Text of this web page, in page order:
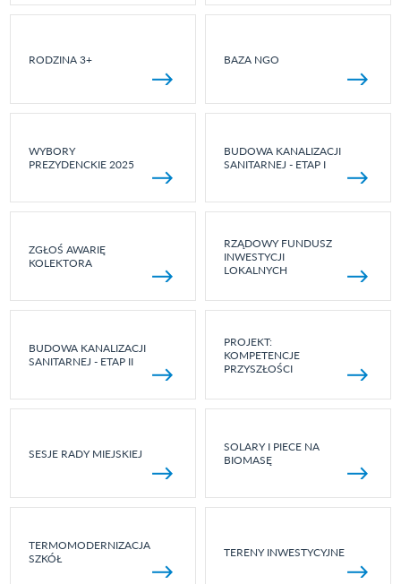
RODZINA 3+ BAZA NGO
WYBORY
PREZYDENCKIE 2025
BUDOWA KANALIZACJI
SANITARNEJ - ETAP I
ZGŁOŚ AWARIĘ
KOLEKTORA
RZĄDOWY FUNDUSZ
INWESTYCJI
LOKALNYCH
BUDOWA KANALIZACJI
SANITARNEJ - ETAP II
PROJEKT:
KOMPETENCJE
PRZYSZŁOŚCI
SESJE RADY MIEJSKIEJ
SOLARY I PIECE NA
BIOMASĘ
TERMOMODERNIZACJA
SZKÓŁ
TERENY INWESTYCYJNE